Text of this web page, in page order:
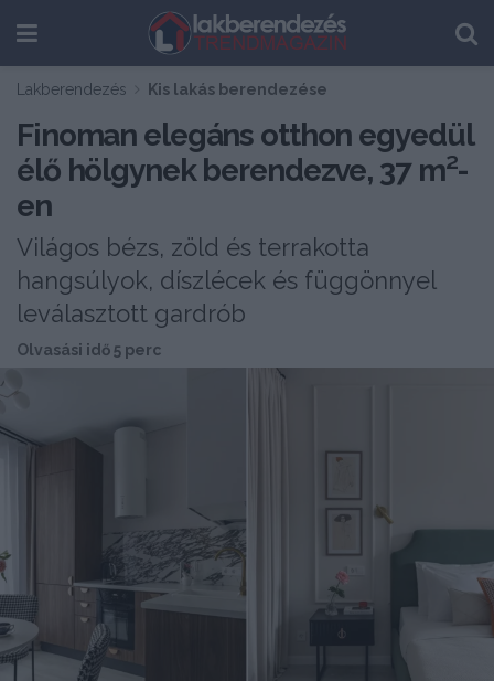
Lakberendezés Kis lakás berendezése
Finoman elegáns otthon egyedül
élő hölgynek berendezve, 37 m²-
en
Világos bézs, zöld és terrakotta
hangsúlyok, díszlécek és függönnyel
leválasztott gardrób
Olvasási idő 5 perc